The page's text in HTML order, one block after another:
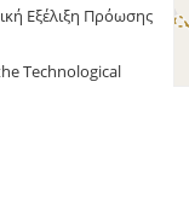
Εξέλιξη Πρόωσης
Technological